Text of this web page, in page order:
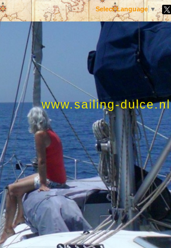
Select Language ▼
www.sailing-dulce.nl